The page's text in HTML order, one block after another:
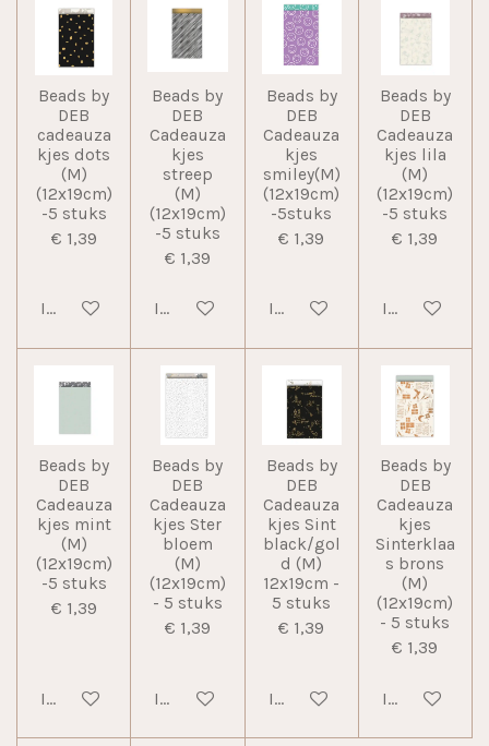
Beads by
DEB
cadeauza
kjes dots
(M)
(12x19cm)
-5 stuks
€ 1,39
In winkelwagen
Beads by
DEB
Cadeauza
kjes
streep
(M)
(12x19cm)
-5 stuks
€ 1,39
In winkelwagen
Beads by
DEB
Cadeauza
kjes
smiley(M)
(12x19cm)
-5stuks
€ 1,39
In winkelwagen
Beads by
DEB
Cadeauza
kjes lila
(M)
(12x19cm)
-5 stuks
€ 1,39
In
Beads by
DEB
Cadeauza
kjes mint
(M)
(12x19cm)
-5 stuks
€ 1,39
In winkelwagen
Beads by
DEB
Cadeauza
kjes Ster
bloem
(M)
(12x19cm)
- 5 stuks
€ 1,39
In winkelwagen
Beads by
DEB
Cadeauza
kjes Sint
black/gol
d (M)
12x19cm -
5 stuks
€ 1,39
In winkelwagen
Beads by
DEB
Cadeauza
kjes
Sinterklaa
s brons
(M)
(12x19cm)
- 5 stuks
€ 1,39
In